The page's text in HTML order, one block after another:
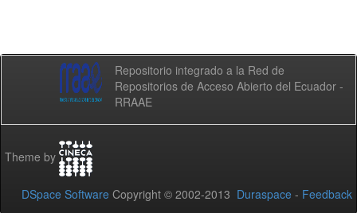
Repositorio integrado a la Red de
Repositorios de Acceso Abierto del Ecuador -
RRAAE
Theme by
DSpace Software Copyright © 2002-2013 Duraspace - Feedback